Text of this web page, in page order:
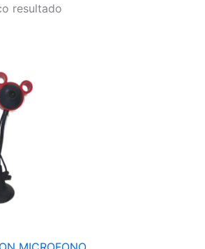
resultado